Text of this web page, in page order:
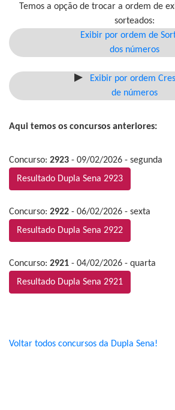
Temos a opção de trocar a ordem de
sorteados:
Exibir por ordem de
dos números
Exibir por ordem
de números
Aqui temos os concursos anteriores:
Concurso: 2923 - 09/02/2026 - segunda
Resultado Dupla Sena 2923
Concurso: 2922 - 06/02/2026 - sexta
Resultado Dupla Sena 2922
Concurso: 2921 - 04/02/2026 - quarta
Resultado Dupla Sena 2921
Voltar todos concursos da Dupla Sena!